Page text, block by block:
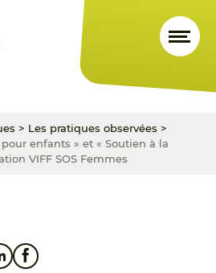
> Les pratiques observées >
enfants » et « Soutien à la
VIFF SOS Femmes